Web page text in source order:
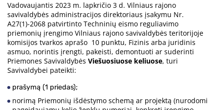
Vadovaujantis 2023 m. lapkričio 3 d. Vilniaus rajono
savivaldybės administracijos direktoriaus įsakymu Nr.
A27(1)-2068 patvirtinto Techninių eismo reguliavimo
priemonių įrengimo Vilniaus rajono savivaldybės teritorijoje
komisijos tvarkos aprašo 10 punktu, Fizinis arba juridinis
asmuo, norintis įrengti, pakeisti, demontuoti ar suderinti
Priemones Savivaldybės Viešuosiuose keliuose, turi
Savivaldybei pateikti:
prašymą (1 priedas);
norimą Priemonių išdėstymo schemą ar projektą (nurodomi